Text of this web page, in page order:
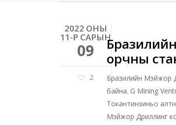
2022 ОНЫ
11-Р САРЫН
09
2
орчны
Бразилийн Мэйжор
байна. G Mining
Токантинзиньо
Мэйжор Дриллинг